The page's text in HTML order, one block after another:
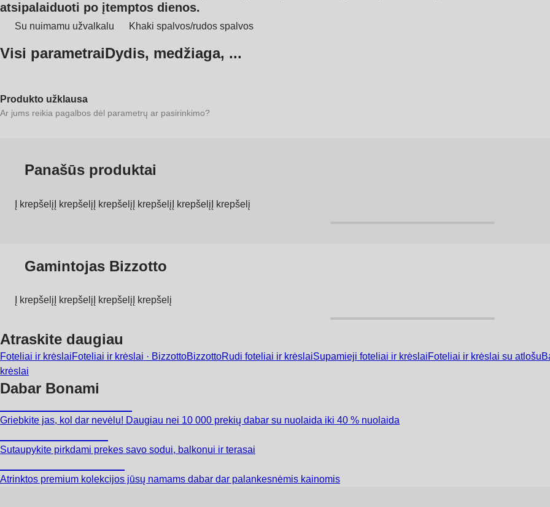
atsipalaiduoti po įtemptos dienos.
Su nuimamu užvalkalu Khaki spalvos/rudos spalvos
Visi parametraiDydis, medžiaga, ...
Produkto užklausa
Ar jums reikia pagalbos dėl parametrų ar pasirinkimo?
Panašūs produktai
Į krepšelį Į krepšelį Į krepšelį Į krepšelį Į krepšelį Į krepšelį
Gamintojas Bizzotto
Į krepšelį Į krepšelį Į krepšelį Į krepšelį
Atraskite daugiau
Foteliai ir krėslaiFoteliai ir krėslai · BizzottoBizzottoRudi foteliai ir krėslaiSupamieji foteliai ir krėslaiFoteliai ir krėslai su atlošu
krėslai
Dabar Bonami
Griebkite jas, kol dar nevėlu! Daugiau nei 10 000 prekių dabar su nuolaida iki 40 % nuolaida
Sutaupykite pirkdami prekes savo sodui, balkonui ir terasai
Atrinktos premium kolekcijos jūsų namams dabar dar palankesnėmis kainomis